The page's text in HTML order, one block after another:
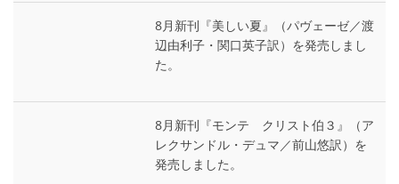
8月新刊『美しい夏』（パヴェーゼ／渡
辺由利子・関口英子訳）を発売しまし
た。
8月新刊『モンテ゠クリスト伯３』（ア
レクサンドル・デュマ／前山悠訳）を
発売しました。